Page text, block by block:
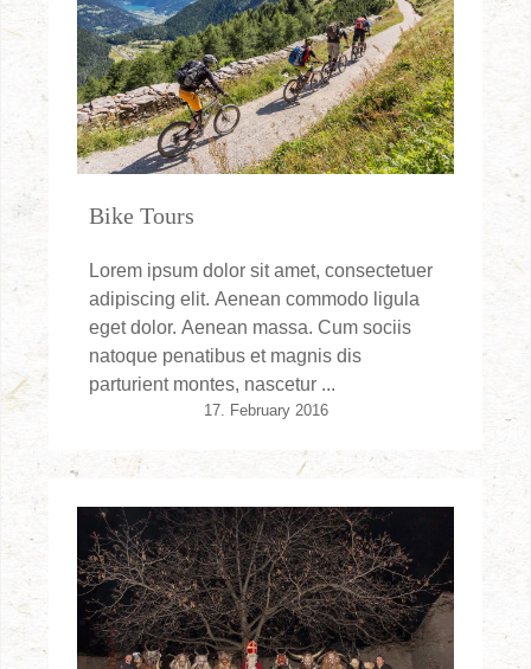
Bike Tours
Lorem ipsum dolor sit amet, consectetuer
adipiscing elit. Aenean commodo ligula
eget dolor. Aenean massa. Cum sociis
natoque penatibus et magnis dis
parturient montes, nascetur ...
17. February 2016